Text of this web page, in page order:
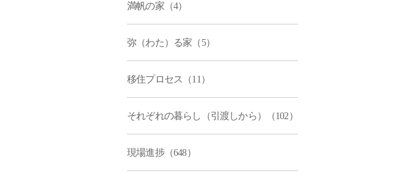
満帆の家（4）
弥（わた）る家（5）
移住プロセス（11）
それぞれの暮らし（引渡しから）（102）
現場進捗（648）